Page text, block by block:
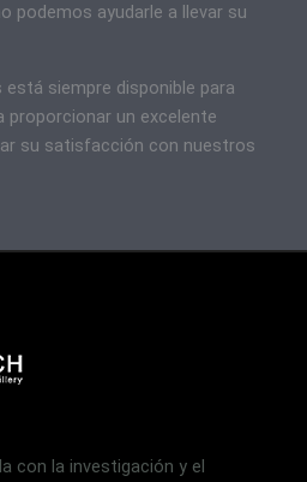
podemos ayudarle a llevar su
siempre disponible para
proporcionar un excelente
su satisfacción con nuestros
con la investigación y el